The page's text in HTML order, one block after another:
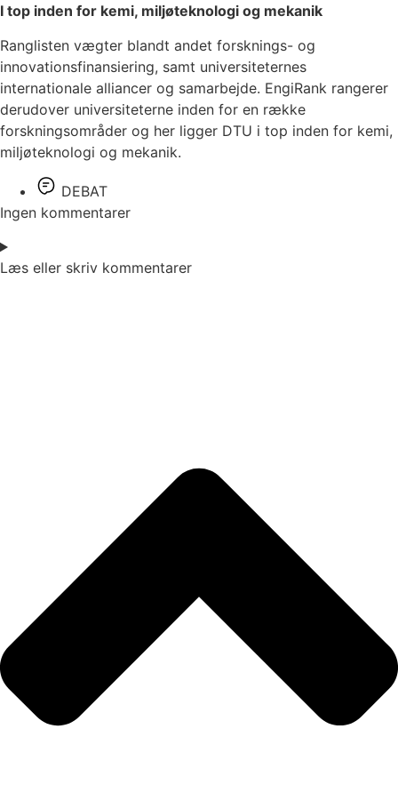
I top inden for kemi, miljøteknologi og mekanik
Ranglisten vægter blandt andet forsknings- og
innovationsfinansiering, samt universiteternes
internationale alliancer og samarbejde. EngiRank rangerer
derudover universiteterne inden for en række
forskningsområder og her ligger DTU i top inden for kemi,
miljøteknologi og mekanik.
DEBAT
Ingen kommentarer
Læs eller skriv kommentarer